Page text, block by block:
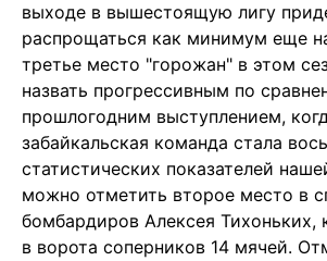
выходе в вышестоящую лигу
распрощаться как минимум еще
третье место "горожан" в этом
назвать прогрессивным по
прошлогодним выступлением,
забайкальская команда стала
статистических показателей
можно отметить второе место в
бомбардиров Алексея Тихоньких,
в ворота соперников 14 мячей.